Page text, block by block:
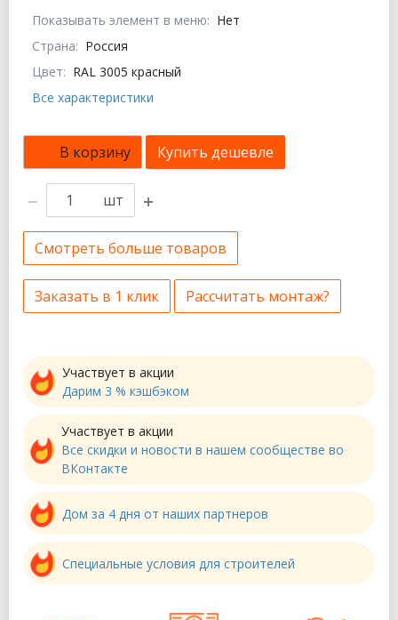
Показывать элемент в меню: Нет
Страна: Россия
Цвет: RAL 3005 красный
Все характеристики
В корзину Купить дешевле
шт
Смотреть больше товаров
Заказать в 1 клик Рассчитать монтаж?
Участвует в акции
Дарим 3 % кэшбэком
Участвует в акции
Все скидки и новости в нашем сообществе во
ВКонтакте
Дом за 4 дня от наших партнеров
Специальные условия для строителей